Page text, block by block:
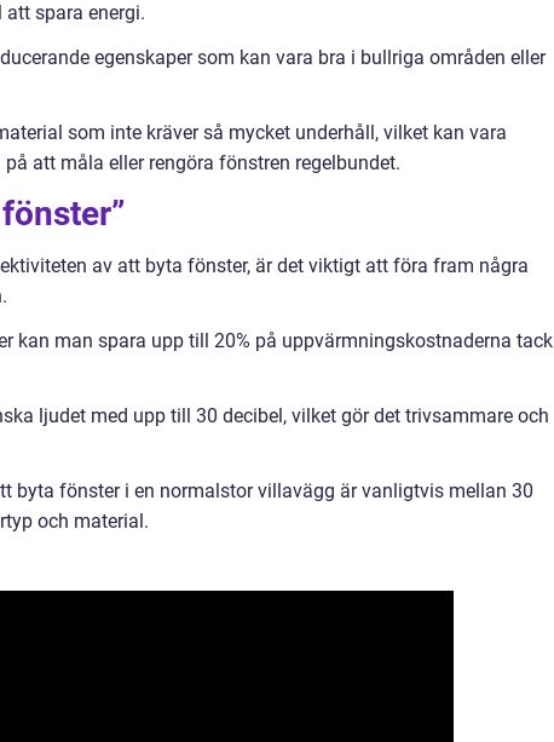
spara energi.
egenskaper som kan vara bra i bullriga områden eller
som inte kräver så mycket underhåll, vilket kan vara
att måla eller rengöra fönstren regelbundet.
av att byta fönster, är det viktigt att föra fram några
kan man spara upp till 20% på uppvärmningskostnaderna tack
ljudet med upp till 30 decibel, vilket gör det trivsammare och
byta fönster i en normalstor villavägg är vanligtvis mellan 30
och material.